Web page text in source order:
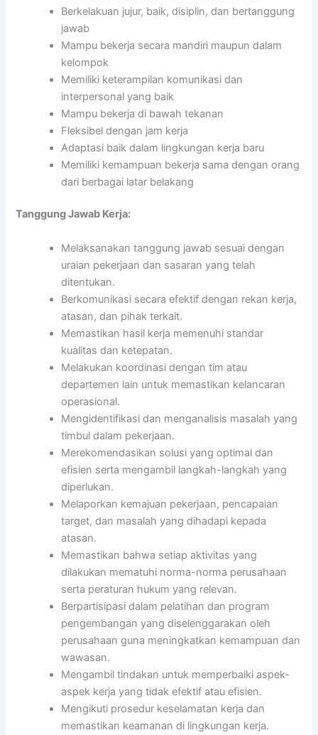
Berkelakuan jujur, baik, disiplin, dan bertanggung
jawab
Mampu bekerja secara mandiri maupun dalam
kelompok
Memiliki keterampilan komunikasi dan
interpersonal yang baik
Mampu bekerja di bawah tekanan
Fleksibel dengan jam kerja
Adaptasi baik dalam lingkungan kerja baru
Memiliki kemampuan bekerja sama dengan orang
dari berbagai latar belakang
Tanggung Jawab Kerja:
Melaksanakan tanggung jawab sesuai dengan
uraian pekerjaan dan sasaran yang telah
ditentukan.
Berkomunikasi secara efektif dengan rekan kerja,
atasan, dan pihak terkait.
Memastikan hasil kerja memenuhi standar
kualitas dan ketepatan.
Melakukan koordinasi dengan tim atau
departemen lain untuk memastikan kelancaran
operasional.
Mengidentifikasi dan menganalisis masalah yang
timbul dalam pekerjaan.
Merekomendasikan solusi yang optimal dan
efisien serta mengambil langkah-langkah yang
diperlukan.
Melaporkan kemajuan pekerjaan, pencapaian
target, dan masalah yang dihadapi kepada
atasan.
Memastikan bahwa setiap aktivitas yang
dilakukan mematuhi norma-norma perusahaan
serta peraturan hukum yang relevan.
Berpartisipasi dalam pelatihan dan program
pengembangan yang diselenggarakan oleh
perusahaan guna meningkatkan kemampuan dan
wawasan.
Mengambil tindakan untuk memperbaiki aspek-
aspek kerja yang tidak efektif atau efisien.
Mengikuti prosedur keselamatan kerja dan
memastikan keamanan di lingkungan kerja.